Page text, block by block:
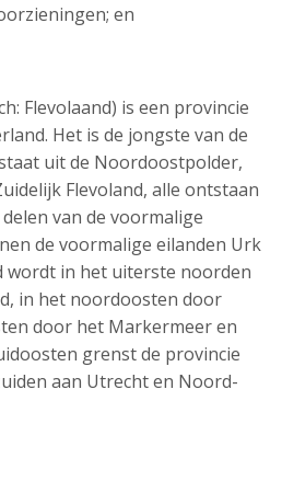
en
Flevolaand) is een provincie
Het is de jongste van de
uit de Noordoostpolder,
Flevoland, alle ontstaan
van de voormalige
de voormalige eilanden Urk
wordt in het uiterste noorden
in het noordoosten door
door het Markermeer en
grenst de provincie
aan Utrecht en Noord-